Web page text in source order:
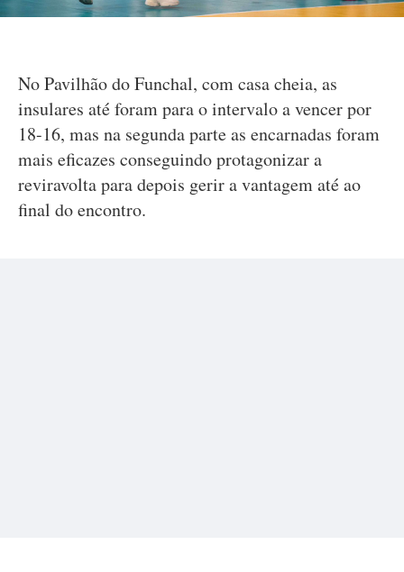
No Pavilhão do Funchal, com casa cheia, as
insulares até foram para o intervalo a vencer por
18-16, mas na segunda parte as encarnadas foram
mais eficazes conseguindo protagonizar a
reviravolta para depois gerir a vantagem até ao
final do encontro.